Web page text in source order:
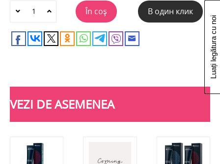
Luați legătura cu noi
În coș В один клик
VEZI DE ASEMENEA